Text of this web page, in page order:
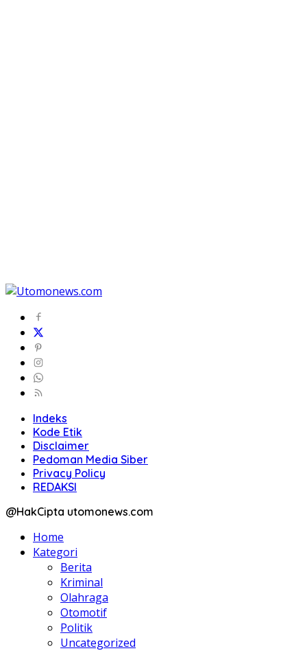
Indeks
Kode Etik
Disclaimer
Pedoman Media Siber
Privacy Policy
REDAKSI
@HakCipta utomonews.com
Home
Kategori
Berita
Kriminal
Olahraga
Otomotif
Politik
Uncategorized